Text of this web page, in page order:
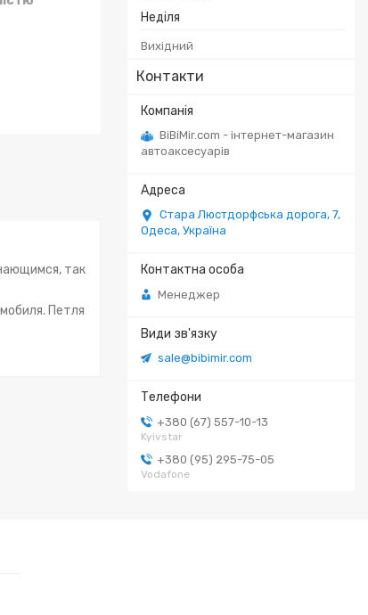
Неділя
Вихідний
Контакти
BiBiMir.com - інтернет-магазин
автоаксесуарів
Стара Люстдорфська дорога, 7,
Одеса, Україна
Менеджер
sale@bibimir.com
+380 (67) 557-10-13
Kyivstar
+380 (95) 295-75-05
Vodafone
так
Петля